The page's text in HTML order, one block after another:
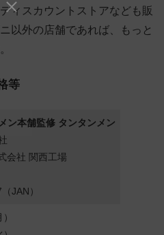
ィスカウントストアなども販
以外の店舗であれば、もっと
等
ン本舗監修 タンタンメン
会社 関西工場
JAN）